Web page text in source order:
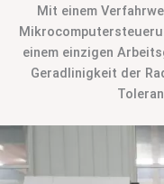
Mit einem
einem einzigen
Geradlinigkeit der